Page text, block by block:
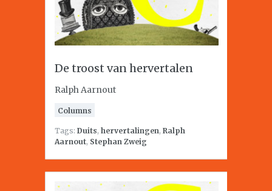
De troost van hervertalen
Ralph Aarnout
Columns
Tags: Duits, hervertalingen, Ralph
Aarnout, Stephan Zweig